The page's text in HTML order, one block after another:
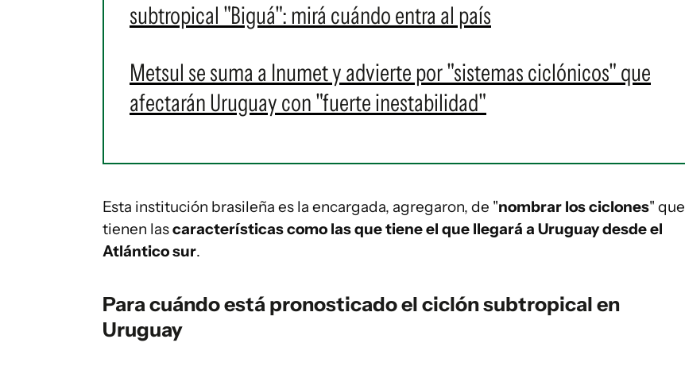
subtropical "Biguá": mirá cuándo entra al país
Metsul se suma a Inumet y advierte por "sistemas ciclónicos" que
afectarán Uruguay con "fuerte inestabilidad"
Esta institución brasileña es la encargada, agregaron, de "nombrar los ciclones" que
tienen lascaracterísticas como las que tiene el que llegará a Uruguay desde el
Atlántico sur.
Para cuándo está pronosticado el ciclón subtropical en
Uruguay